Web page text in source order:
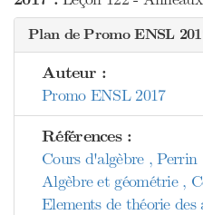
Plan de Promo ENSL
Auteur :
Promo ENSL 2017
Références :
Cours d'algèbre , Perrin
Algèbre et géométrie ,
Elements de théorie des